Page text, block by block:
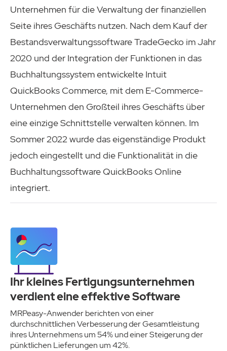
Unternehmen für die Verwaltung der finanziellen
Seite ihres Geschäfts nutzen. Nach dem Kauf der
Bestandsverwaltungssoftware TradeGecko im Jahr
2020 und der Integration der Funktionen in das
Buchhaltungssystem entwickelte Intuit
QuickBooks Commerce, mit dem E-Commerce-
Unternehmen den Großteil ihres Geschäfts über
eine einzige Schnittstelle verwalten können. Im
Sommer 2022 wurde das eigenständige Produkt
jedoch eingestellt und die Funktionalität in die
Buchhaltungssoftware QuickBooks Online
integriert.
Ihr kleines Fertigungsunternehmen
verdient eine effektive Software
MRPeasy-Anwender berichten von einer
durchschnittlichen Verbesserung der Gesamtleistung
ihres Unternehmens um 54% und einer Steigerung der
pünktlichen Lieferungen um 42%.